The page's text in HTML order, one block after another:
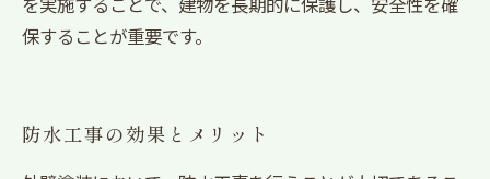
保することが重要です。
防水工事の効果とメリット